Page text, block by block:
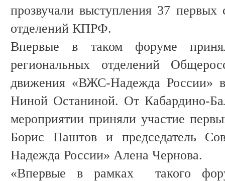
прозвучали выступления 37 первых
отделений КПРФ.
Впервые в таком форуме
региональных отделений
движения «ВЖС-Надежда России»
Ниной Останиной. От Кабардино-
мероприятии приняли участие
Борис Паштов и председатель
Надежда России» Алена Чернова.
«Впервые в рамках такого